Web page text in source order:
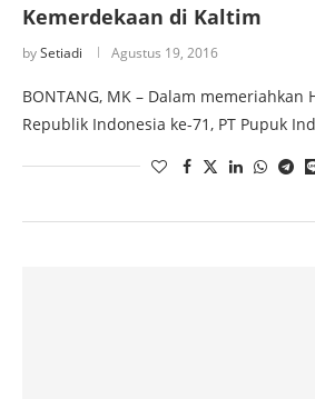
Kemerdekaan di Kaltim
bySetiadi Agustus 19, 2016
BONTANG, MK – Dalam memeriahkan
Republik Indonesia ke-71, PT Pupuk